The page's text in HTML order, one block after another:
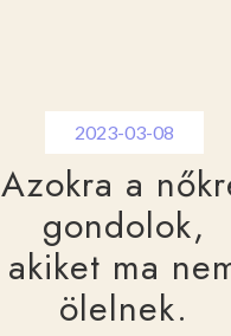
2023-03-08
Azokra a
gondolok,
akiket ma
ölelnek.